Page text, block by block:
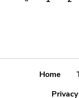
Home